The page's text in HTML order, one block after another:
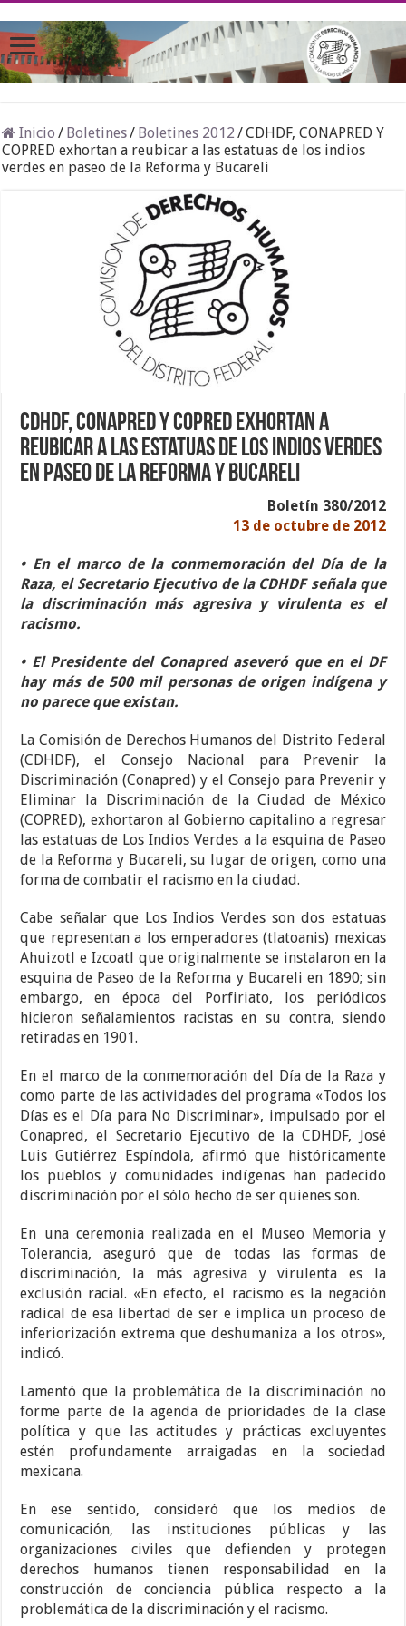
Inicio / Boletines/ Boletines 2012 /CDHDF, CONAPRED Y
COPRED exhortan a reubicar a las estatuas de los indios
verdes en paseo de la Reforma y Bucareli
CDHDF, CONAPRED Y COPRED exhortan a
reubicar a las estatuas de los indios verdes
en paseo de la Reforma y Bucareli
Boletín 380/2012
13 de octubre de 2012
• En el marco de la conmemoración del Día de la
Raza, el Secretario Ejecutivo de la CDHDF señala que
la discriminación más agresiva y virulenta es el
racismo.
• El Presidente del Conapred aseveró que en el DF
hay más de 500 mil personas de origen indígena y
no parece que existan.
La Comisión de Derechos Humanos del Distrito Federal
(CDHDF), el Consejo Nacional para Prevenir la
Discriminación (Conapred) y el Consejo para Prevenir y
Eliminar la Discriminación de la Ciudad de México
(COPRED), exhortaron al Gobierno capitalino a regresar
las estatuas de Los Indios Verdes a la esquina de Paseo
de la Reforma y Bucareli, su lugar de origen, como una
forma de combatir el racismo en la ciudad.
Cabe señalar que Los Indios Verdes son dos estatuas
que representan a los emperadores (tlatoanis) mexicas
Ahuizotl e Izcoatl que originalmente se instalaron en la
esquina de Paseo de la Reforma y Bucareli en 1890; sin
embargo, en época del Porfiriato, los periódicos
hicieron señalamientos racistas en su contra, siendo
retiradas en 1901.
En el marco de la conmemoración del Día de la Raza y
como parte de las actividades del programa «Todos los
Días es el Día para No Discriminar», impulsado por el
Conapred, el Secretario Ejecutivo de la CDHDF, José
Luis Gutiérrez Espíndola, afirmó que históricamente
los pueblos y comunidades indígenas han padecido
discriminación por el sólo hecho de ser quienes son.
En una ceremonia realizada en el Museo Memoria y
Tolerancia, aseguró que de todas las formas de
discriminación, la más agresiva y virulenta es la
exclusión racial. «En efecto, el racismo es la negación
radical de esa libertad de ser e implica un proceso de
inferiorización extrema que deshumaniza a los otros»,
indicó.
Lamentó que la problemática de la discriminación no
forme parte de la agenda de prioridades de la clase
política y que las actitudes y prácticas excluyentes
estén profundamente arraigadas en la sociedad
mexicana.
En ese sentido, consideró que los medios de
comunicación, las instituciones públicas y las
organizaciones civiles que defienden y protegen
derechos humanos tienen responsabilidad en la
construcción de conciencia pública respecto a la
problemática de la discriminación y el racismo.